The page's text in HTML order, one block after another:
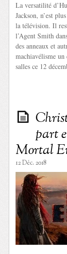
La versatilité
Jackson, n’est
la télévision. Il
l’Agent Smith
des anneaux et
machiavélisme
salles ce 12
part
Mortal
12 Déc. 2018